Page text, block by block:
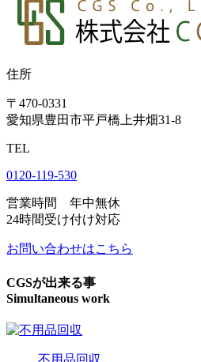
住所
〒470-0331
愛知県豊田市平戸橋上井畑31-8
TEL
0120-119-530
営業時間 年中無休
24時間受け付け対応
お問い合わせはこちら
CGSが出来る事
Simultaneous work
不用品回収